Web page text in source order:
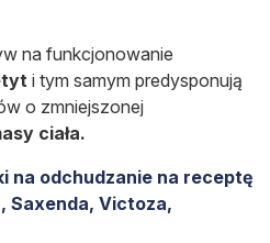
na funkcjonowanie
i tym samym predysponują
o zmniejszonej
ciała.
na odchudzanie na receptę
Saxenda, Victoza,